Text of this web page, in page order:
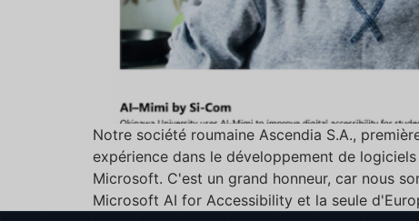
Notre société roumaine Ascendia S.A.,
expérience dans le développement de
Microsoft. C'est un grand honneur, car nous
Microsoft AI for Accessibility et la seule